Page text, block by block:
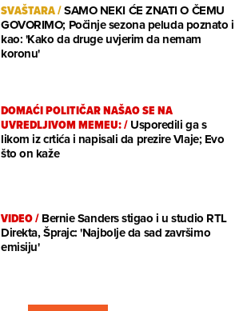
SVAŠTARA/SAMO NEKI ĆE ZNATI O ČEMU
GOVORIMO; Počinje sezona peluda poznato i
kao: 'Kako da druge uvjerim da nemam
koronu'
DOMAĆI POLITIČAR NAŠAO SE NA
UVREDLJIVOM MEMEU:/Usporedili ga s
likom iz crtića i napisali da prezire Vlaje; Evo
što on kaže
VIDEO/Bernie Sanders stigao i u studio RTL
Direkta, Šprajc: 'Najbolje da sad završimo
emisiju'